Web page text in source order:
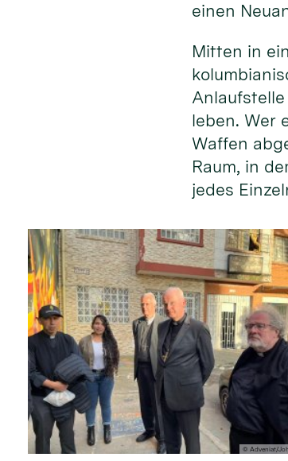
einen
Mitten in
leben. Wer
Waffen
Raum, in
jedes
© Adveniat/